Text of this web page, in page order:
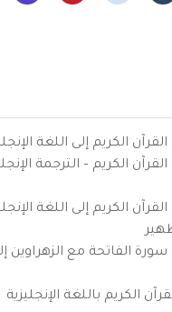
الكريم إلى اللغة
الكريم – الترجمة
الكريم إلى اللغة
الفاتحة مع الزهراوين
الكريم باللغة الإنجليزية